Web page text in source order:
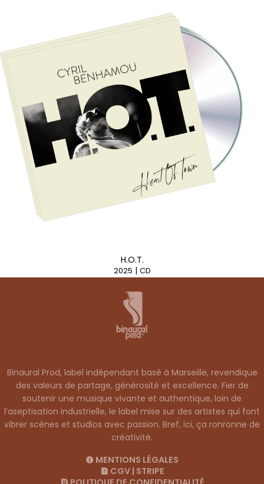
H.O.T.
2025 | CD
Binaural Prod, label indépendant basé à Marseille, revendique
des valeurs de partage, générosité et excellence. Fier de
soutenir une musique vivante et authentique, loin de
l’aseptisation industrielle, le label mise sur des artistes qui font
vibrer scènes et studios avec passion. Bref, ici, ça ronronne de
créativité.
MENTIONS LÉGALES
CGV| STRIPE